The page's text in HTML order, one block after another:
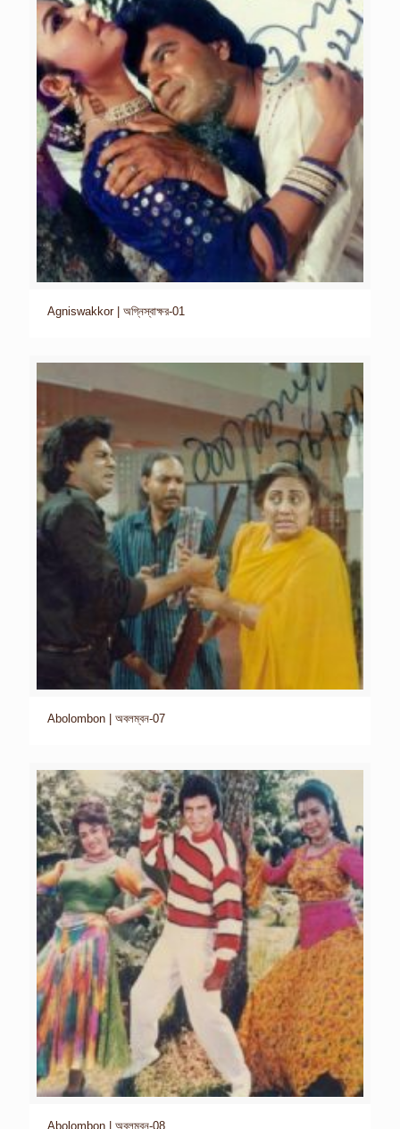
Agniswakkor | অগ্নিস্বাক্ষর-01
Abolombon | অবলম্বন-07
Abolombon | অবলম্বন-08